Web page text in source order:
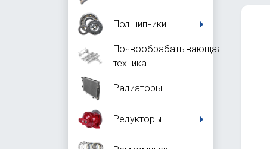
Подшипники
Почвообрабатывающая
техника
Радиаторы
Редукторы